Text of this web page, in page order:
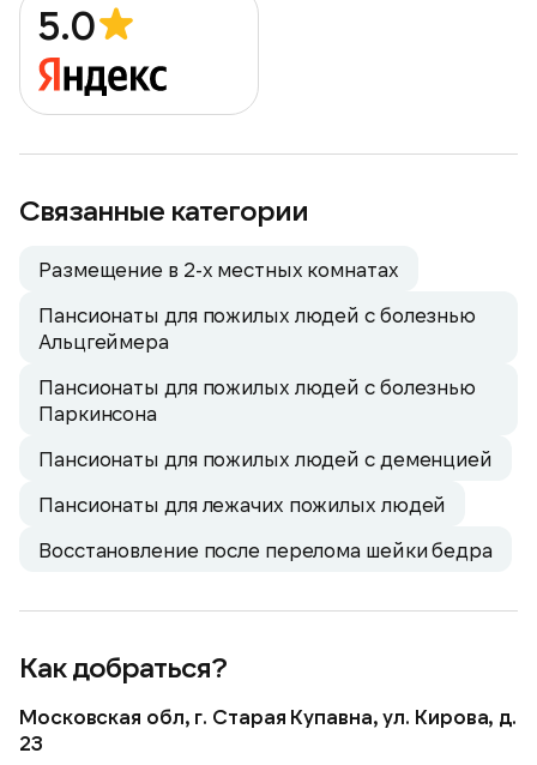
5.0
Связанные категории
Размещение в 2-х местных комнатах
Пансионаты для пожилых людей с болезнью
Альцгеймера
Пансионаты для пожилых людей с болезнью
Паркинсона
Пансионаты для пожилых людей с деменцией
Пансионаты для лежачих пожилых людей
Восстановление после перелома шейки бедра
Как добраться?
Московская обл, г. Старая Купавна, ул. Кирова, д.
23